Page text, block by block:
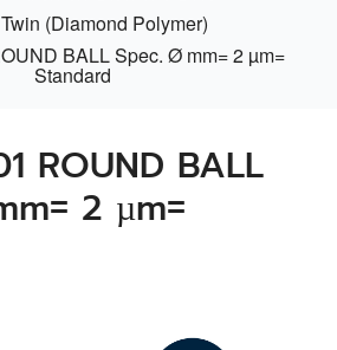
(Diamond Polymer)
BALL Spec. Ø mm= 2 µm=
Standard
ROUND BALL
2 µm=